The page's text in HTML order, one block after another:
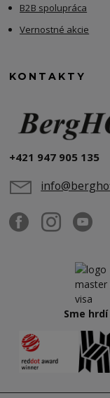
B2B spolupráca
Vernostné akcie
KONTAKTY
+421 947 905 135
Sme